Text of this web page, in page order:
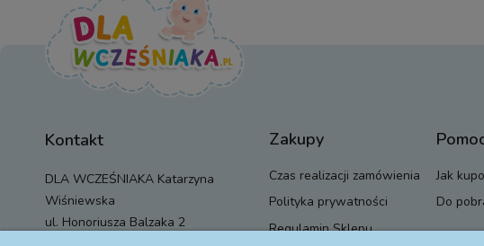
Kontakt
DLA WCZEŚNIAKA Katarzyna
Wiśniewska
ul. Honoriusza Balzaka 2
Zakupy
Czas realizacji zamówienia
Polityka prywatności
Regulamin Sklepu
Jak
Do